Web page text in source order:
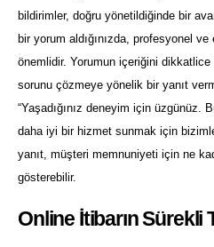
bildirimler, doğru yönetildiğinde bir
bir yorum aldığınızda, profesyonel
önemlidir. Yorumun içeriğini dikkatlice
sorunu çözmeye yönelik bir yanıt
“Yaşadığınız deneyim için üzgünüz.
daha iyi bir hizmet sunmak için
yanıt, müşteri memnuniyeti için ne
gösterebilir.
Online İtibarın Sürekli